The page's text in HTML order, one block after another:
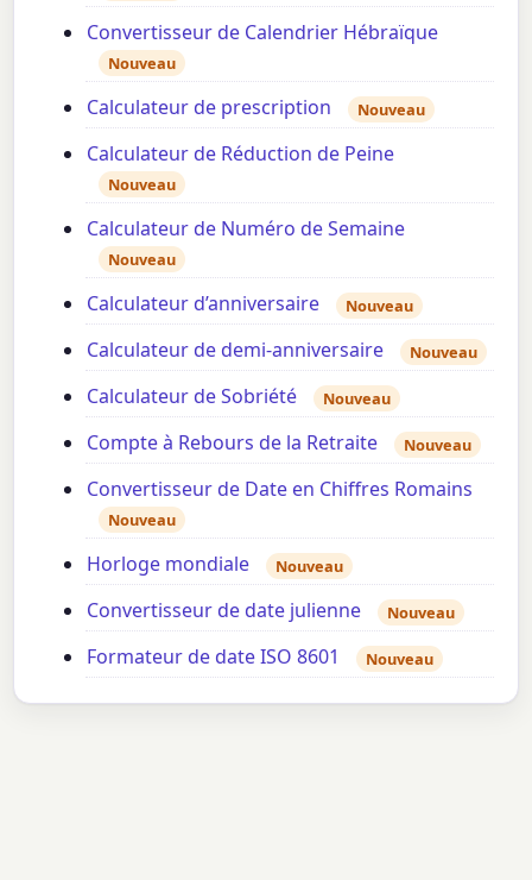
Convertisseur de Calendrier Hébraïque
Nouveau
Calculateur de prescription Nouveau
Calculateur de Réduction de Peine
Nouveau
Calculateur de Numéro de Semaine
Nouveau
Calculateur d’anniversaire Nouveau
Calculateur de demi-anniversaire Nouveau
Calculateur de Sobriété Nouveau
Compte à Rebours de la Retraite Nouveau
Convertisseur de Date en Chiffres Romains
Nouveau
Horloge mondiale Nouveau
Convertisseur de date julienne Nouveau
Formateur de date ISO 8601 Nouveau